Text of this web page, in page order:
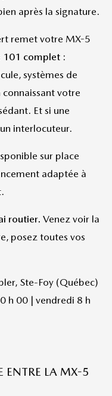
après la signature.
remet votre MX-5
101 complet :
systèmes de
votre
Et si une
interlocuteur.
sur place
adaptée à
routier. Venez voir la
posez toutes vos
Ste-Foy (Québec)
h 00 | vendredi 8 h
ENTRE LA MX-5